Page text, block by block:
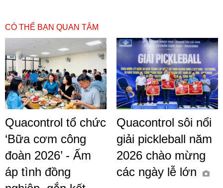
CÓ THỂ BẠN QUAN TÂM
Quacontrol tổ chức
‘Bữa cơm công
đoàn 2026’ - Ấm
áp tình đồng
Quacontrol sôi nổi
giải pickleball năm
2026 chào mừng
các ngày lễ lớn